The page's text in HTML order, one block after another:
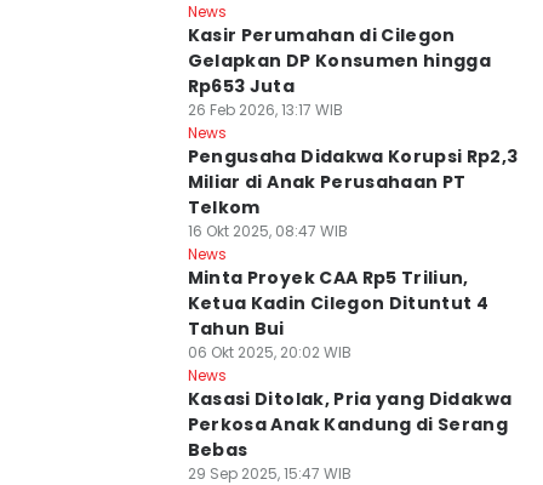
News
Kasir Perumahan di Cilegon
Gelapkan DP Konsumen hingga
Rp653 Juta
26 Feb 2026, 13:17 WIB
News
Pengusaha Didakwa Korupsi Rp2,3
Miliar di Anak Perusahaan PT
Telkom
16 Okt 2025, 08:47 WIB
News
Minta Proyek CAA Rp5 Triliun,
Ketua Kadin Cilegon Dituntut 4
Tahun Bui
06 Okt 2025, 20:02 WIB
News
Kasasi Ditolak, Pria yang Didakwa
Perkosa Anak Kandung di Serang
Bebas
29 Sep 2025, 15:47 WIB